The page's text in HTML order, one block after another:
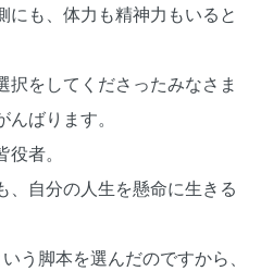
も、体力も精神力もいると
をしてくださったみなさま
ばります。
者。
、自分の人生を懸命に生きる
う脚本を選んだのですから、